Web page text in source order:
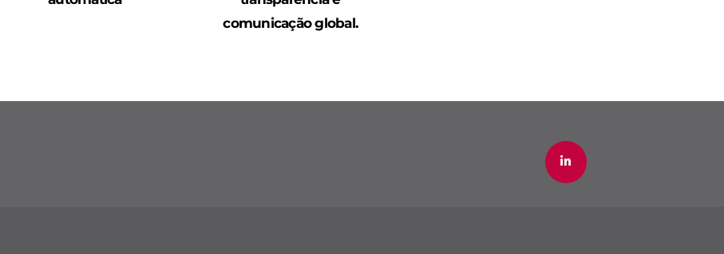
comunicação global.